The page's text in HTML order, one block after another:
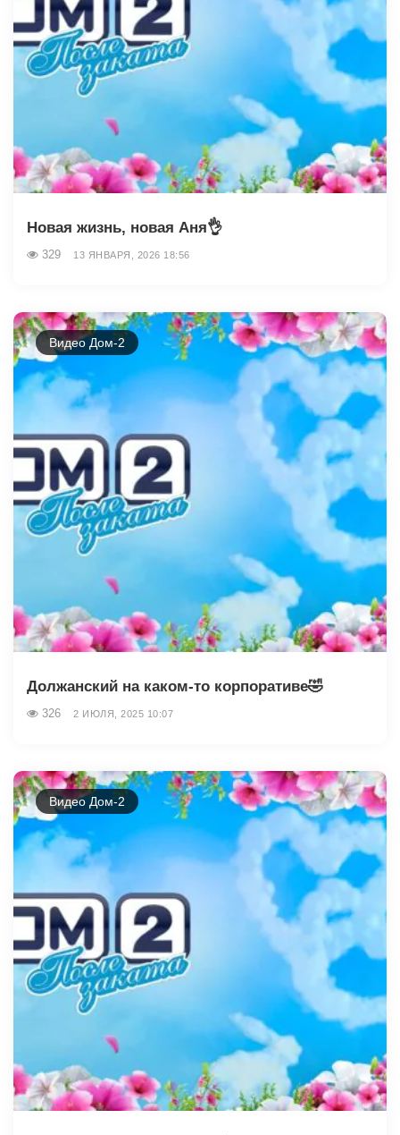
Новая жизнь, новая Аня👌
329 13 ЯНВАРЯ, 2026 18:56
Видео Дом-2
Должанский на каком-то корпоративе🤣
326 2 ИЮЛЯ, 2025 10:07
Видео Дом-2